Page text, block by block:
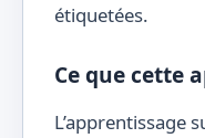
étiquetées.
Ce que cette
L’apprentissage